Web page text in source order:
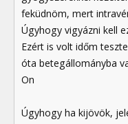
feküdnöm, mert
Úgyhogy vigyázni kell
Ezért is volt időm
óta betegállományba
On
Úgyhogy ha kijövök,